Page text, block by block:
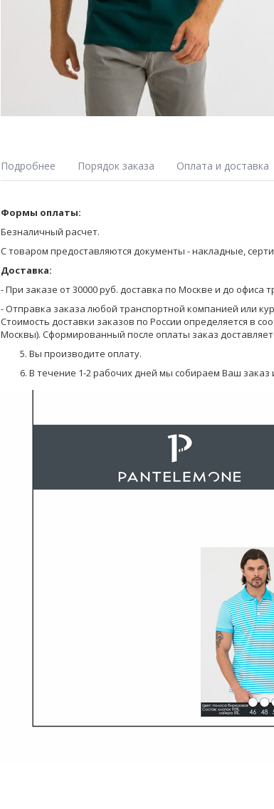
Подробнее
Футболка среднего объема с втачным рукавом
передней детали принт. На левом рукаве фирменная
Футболки упакованы в индивидуальную упаковку с
Порядок заказа
Оставьте заявку на получение Прайса любым
на сайте;
позвоните по телефону 8-800-770-03-67
Мы высылаем Вам бланки заказа с ценами на
Вы формируете заказ в бланках (в формате
Уточняем детали оплаты и доставки, мы
на оплату.
Вы производите оплату.
В течение 1-2 рабочих дней мы собираем Ваш заказ
Оплата и доставка
Формы оплаты:
Безналичный расчет.
С товаром предоставляются документы - накладные,
Доставка:
- При заказе от 30000 руб. доставка по Москве и до офиса
- Отправка заказа любой транспортной компанией или
Стоимость доставки заказов по России определяется в
Москвы). Сформированный после оплаты заказ